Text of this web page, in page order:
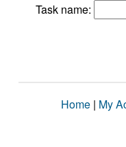
Task name:
Home | My